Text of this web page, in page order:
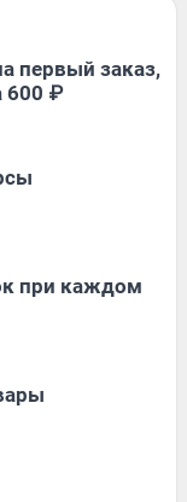
первый заказ,
600 ₽
при каждом